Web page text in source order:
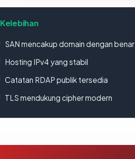
Kelebihan
SAN mencakup domain dengan benar
Hosting IPv4 yang stabil
Catatan RDAP publik tersedia
TLS mendukung cipher modern